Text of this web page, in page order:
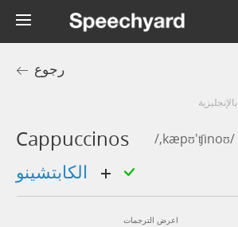
رجوع
Cappuccinos /,kæpʊ'ʧinoʊ/
اعرض الترجمات